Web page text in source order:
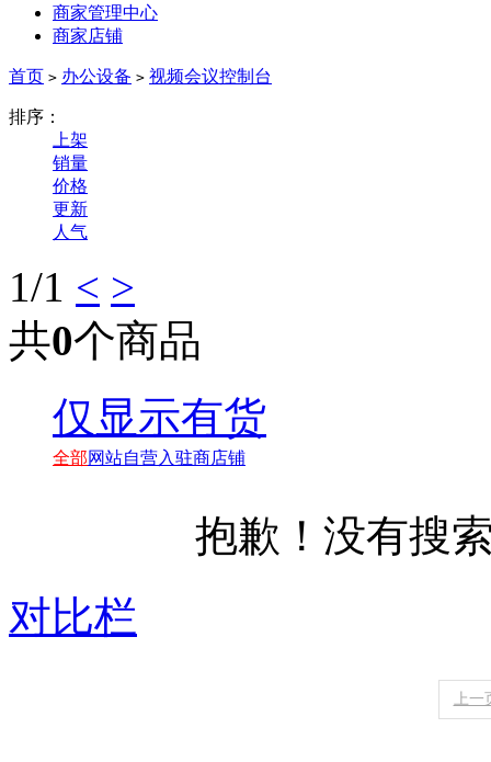
商家管理中心
商家店铺
首页 > 办公设备 > 视频会议控制台
排序：
上架
销量
价格
更新
人气
1/1 < >
共0个商品
仅显示有货
全部网站自营入驻商店铺
抱歉！没有搜
对比栏
上一